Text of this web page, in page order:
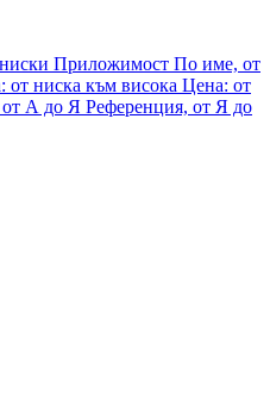
Приложимост По име, от
от ниска към висока Цена: от
от А до Я Референция, от Я до